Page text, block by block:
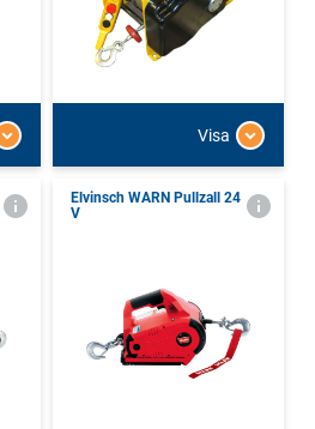
Visa
Elvinsch WARN Pullzall 24
V